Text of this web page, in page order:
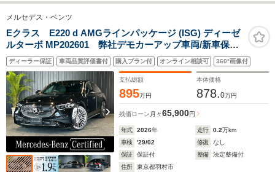
メルセデス・ベンツ
Eクラス E220 d AMGラインパッケージ (ISG) ディーゼ
ルターボ MP202601 弊社デモカーアップ車両/新車保証
継承/黒本革シート/AMGラインパッケージ/360°カメラ/ア
ンビエントライト/ヘッドアップディスプレイ/フットトラ
ンクオープナー/ワイヤレスチャージング/Apple Car Play/
禁煙車
ディーラー保証 車両品質評価書付 購入プラン付 オンライン相談可 360°画像付
支払総額
895万円
本体価格
878.0万円
残価ローン 月々65,900円
年式 2026年 走行 0.2万km
車検
'29/02 修復
なし
保証
保証付 整備
法定整備付
住所
東京都羽村市